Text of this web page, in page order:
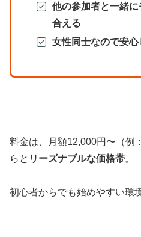
他の参加者と一緒
合える
女性同士なので安
料金は、月額12,000円〜（例
らと リーズナブルな価格帯。
初心者からでも始めやすい環